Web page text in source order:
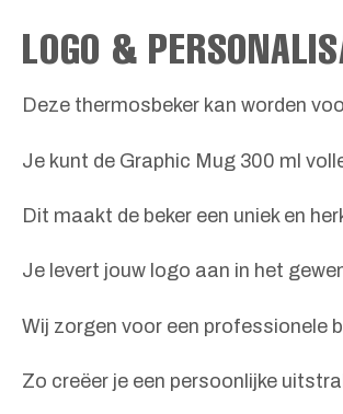
LOGO &
Deze thermosbeker kan worden
Je kunt de Graphic Mug 300 ml
Dit maakt de beker een uniek en
Je levert jouw logo aan in het
Wij zorgen voor een professionele
Zo creëer je een persoonlijke